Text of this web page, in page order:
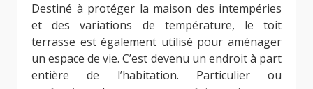
Destiné à protéger la maison des intempéries
et des variations de température, le toit
terrasse est également utilisé pour aménager
un espace de vie. C’est devenu un endroit à part
entière de l’habitation. Particulier ou